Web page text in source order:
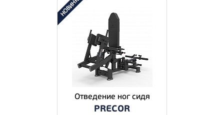
Отведение ног сидя
PRECOR